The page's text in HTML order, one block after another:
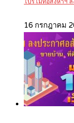
โปรโมทอสังหาฯ
16 กรกฎาคม